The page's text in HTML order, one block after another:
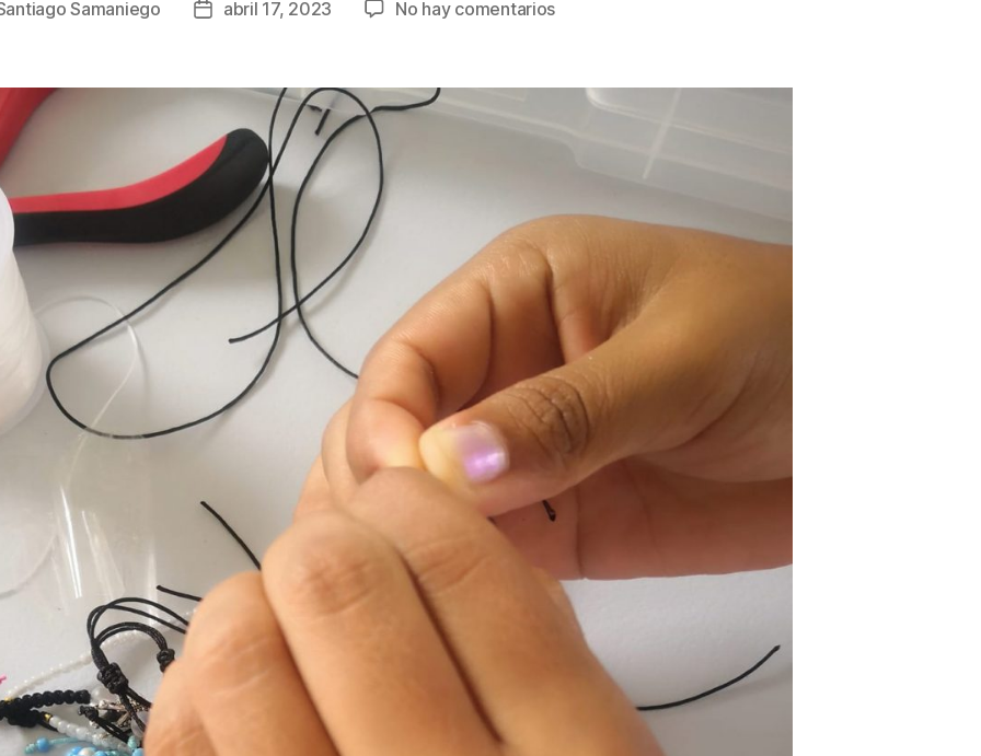
Samaniego abril 17, 2023 No hay comentarios